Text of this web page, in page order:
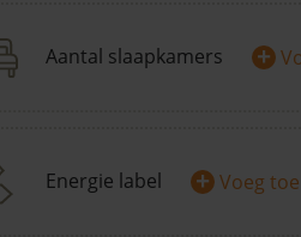
Aantal slaapkamers +
Energie label + Voeg toe